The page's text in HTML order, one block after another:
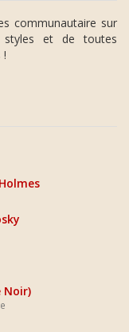
communautaire sur
et de toutes
!
Noir)